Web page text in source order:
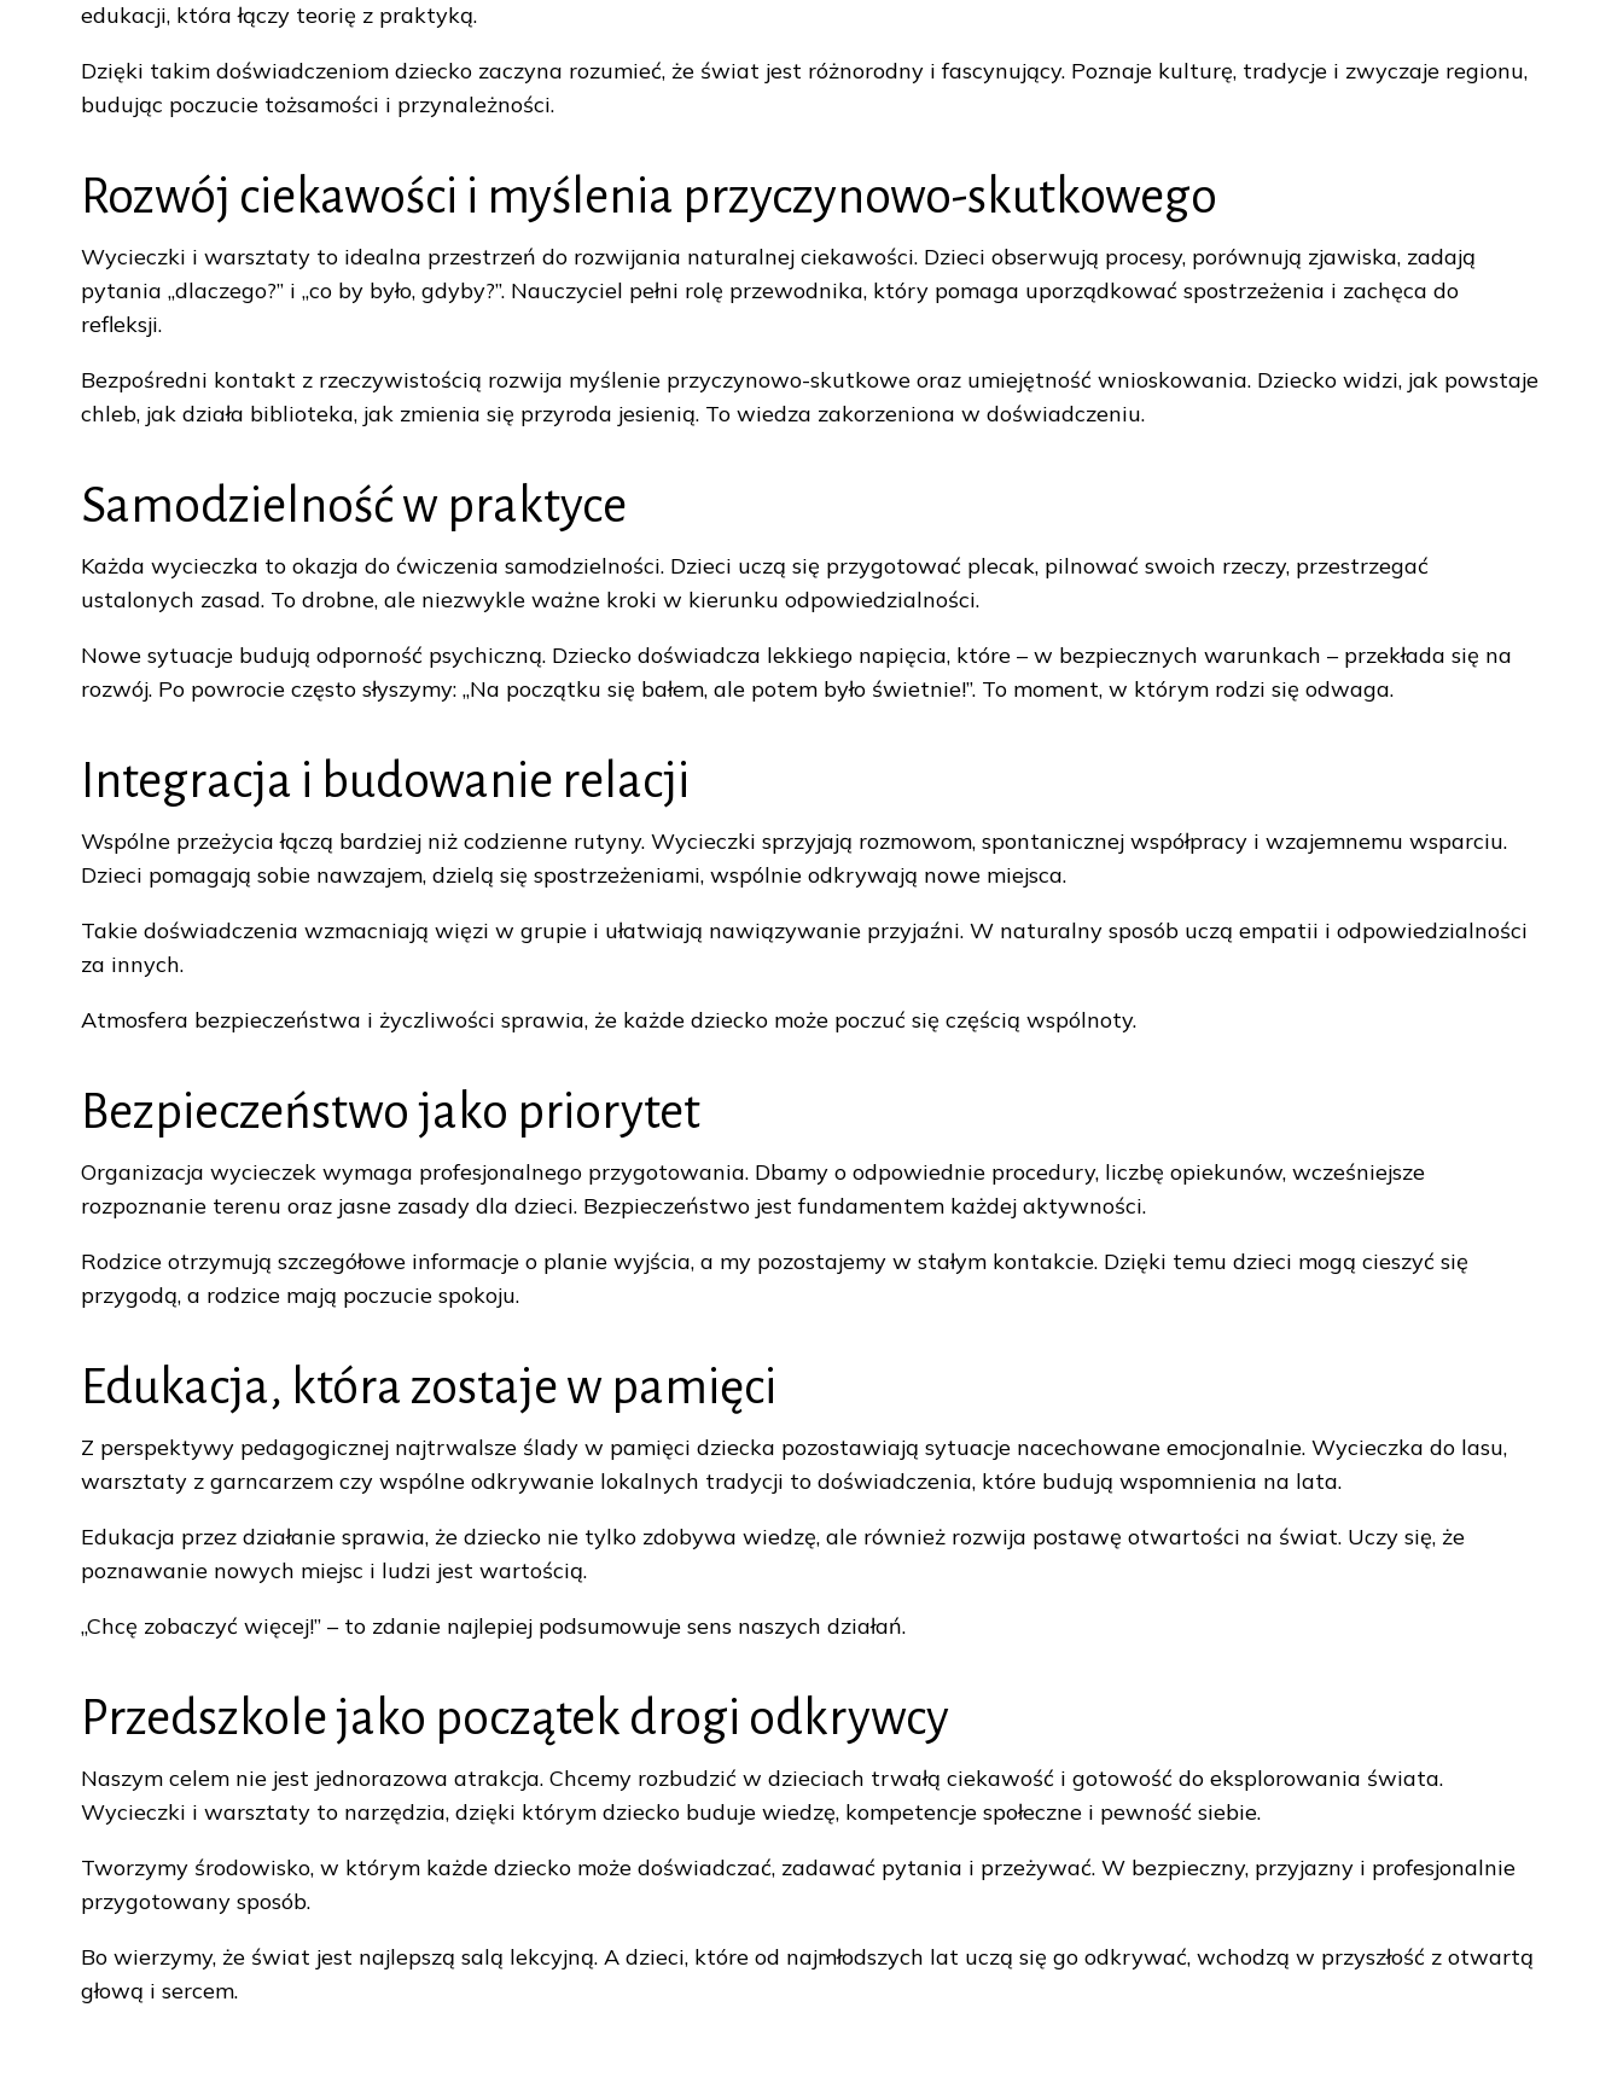
edukacji, która łączy teorię z praktyką.
Dzięki takim doświadczeniom dziecko zaczyna rozumieć, że świat jest różnorodny i fascynujący. Poznaje kulturę, tradycje i zwyczaje regionu,
budując poczucie tożsamości i przynależności.
Rozwój ciekawości i myślenia przyczynowo-skutkowego
Wycieczki i warsztaty to idealna przestrzeń do rozwijania naturalnej ciekawości. Dzieci obserwują procesy, porównują zjawiska, zadają
pytania „dlaczego?” i „co by było, gdyby?”. Nauczyciel pełni rolę przewodnika, który pomaga uporządkować spostrzeżenia i zachęca do
refleksji.
Bezpośredni kontakt z rzeczywistością rozwija myślenie przyczynowo-skutkowe oraz umiejętność wnioskowania. Dziecko widzi, jak powstaje
chleb, jak działa biblioteka, jak zmienia się przyroda jesienią. To wiedza zakorzeniona w doświadczeniu.
Samodzielność w praktyce
Każda wycieczka to okazja do ćwiczenia samodzielności. Dzieci uczą się przygotować plecak, pilnować swoich rzeczy, przestrzegać
ustalonych zasad. To drobne, ale niezwykle ważne kroki w kierunku odpowiedzialności.
Nowe sytuacje budują odporność psychiczną. Dziecko doświadcza lekkiego napięcia, które – w bezpiecznych warunkach – przekłada się na
rozwój. Po powrocie często słyszymy: „Na początku się bałem, ale potem było świetnie!”. To moment, w którym rodzi się odwaga.
Integracja i budowanie relacji
Wspólne przeżycia łączą bardziej niż codzienne rutyny. Wycieczki sprzyjają rozmowom, spontanicznej współpracy i wzajemnemu wsparciu.
Dzieci pomagają sobie nawzajem, dzielą się spostrzeżeniami, wspólnie odkrywają nowe miejsca.
Takie doświadczenia wzmacniają więzi w grupie i ułatwiają nawiązywanie przyjaźni. W naturalny sposób uczą empatii i odpowiedzialności
za innych.
Atmosfera bezpieczeństwa i życzliwości sprawia, że każde dziecko może poczuć się częścią wspólnoty.
Bezpieczeństwo jako priorytet
Organizacja wycieczek wymaga profesjonalnego przygotowania. Dbamy o odpowiednie procedury, liczbę opiekunów, wcześniejsze
rozpoznanie terenu oraz jasne zasady dla dzieci. Bezpieczeństwo jest fundamentem każdej aktywności.
Rodzice otrzymują szczegółowe informacje o planie wyjścia, a my pozostajemy w stałym kontakcie. Dzięki temu dzieci mogą cieszyć się
przygodą, a rodzice mają poczucie spokoju.
Edukacja, która zostaje w pamięci
Z perspektywy pedagogicznej najtrwalsze ślady w pamięci dziecka pozostawiają sytuacje nacechowane emocjonalnie. Wycieczka do lasu,
warsztaty z garncarzem czy wspólne odkrywanie lokalnych tradycji to doświadczenia, które budują wspomnienia na lata.
Edukacja przez działanie sprawia, że dziecko nie tylko zdobywa wiedzę, ale również rozwija postawę otwartości na świat. Uczy się, że
poznawanie nowych miejsc i ludzi jest wartością.
„Chcę zobaczyć więcej!” – to zdanie najlepiej podsumowuje sens naszych działań.
Przedszkole jako początek drogi odkrywcy
Naszym celem nie jest jednorazowa atrakcja. Chcemy rozbudzić w dzieciach trwałą ciekawość i gotowość do eksplorowania świata.
Wycieczki i warsztaty to narzędzia, dzięki którym dziecko buduje wiedzę, kompetencje społeczne i pewność siebie.
Tworzymy środowisko, w którym każde dziecko może doświadczać, zadawać pytania i przeżywać. W bezpieczny, przyjazny i profesjonalnie
przygotowany sposób.
Bo wierzymy, że świat jest najlepszą salą lekcyjną. A dzieci, które od najmłodszych lat uczą się go odkrywać, wchodzą w przyszłość z otwartą
głową i sercem.